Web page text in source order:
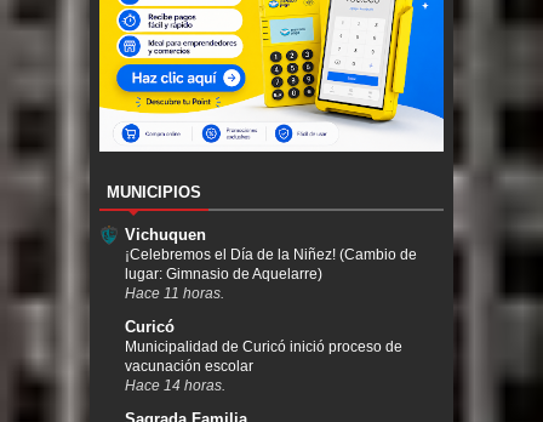
MUNICIPIOS
Vichuquen
¡Celebremos el Día de la Niñez! (Cambio de
lugar: Gimnasio de Aquelarre)
Hace 11 horas.
Curicó
Municipalidad de Curicó inició proceso de
vacunación escolar
Hace 14 horas.